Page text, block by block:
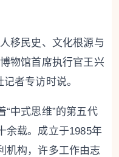
移民史、文化根源与
物馆首席执行官王兴
者专访时说。
式思维”的第五代
余载。成立于1985年
机构，许多工作由志